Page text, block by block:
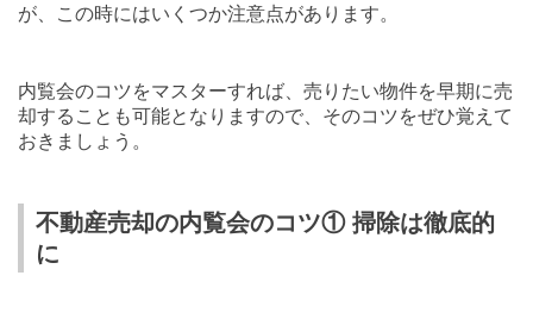
が、この時にはいくつか注意点があります。
内覧会のコツをマスターすれば、売りたい物件を早期に売
却することも可能となりますので、そのコツをぜひ覚えて
おきましょう。
不動産売却の内覧会のコツ① 掃除は徹底的
に